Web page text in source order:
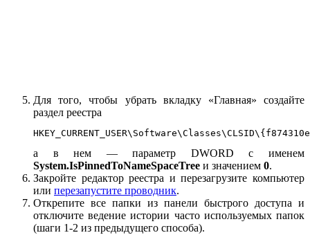
Для того, чтобы убрать вкладку «Главная» создайте
раздел реестра
а в нем — параметр DWORD с именем
System.IsPinnedToNameSpaceTree и значением 0.
Закройте редактор реестра и перезагрузите компьютер
или перезапустите проводник.
Открепите все папки из панели быстрого доступа и
отключите ведение истории часто используемых папок
(шаги 1-2 из предыдущего способа).